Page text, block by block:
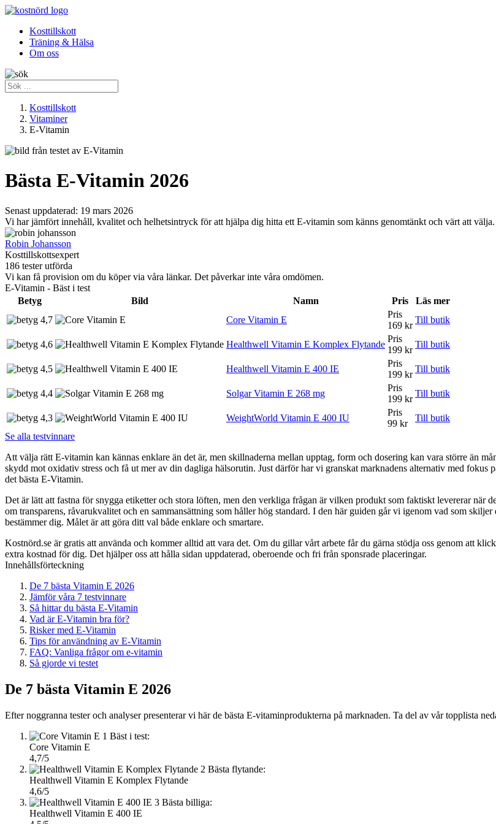
Kosttillskott
Träning & Hälsa
Om oss
Kosttillskott
Vitaminer
E-Vitamin
Bästa E-Vitamin 2026
Senast uppdaterad: 19 mars 2026
Vi har jämfört innehåll, kvalitet och helhetsintryck för att hjälpa dig hitta ett E-vitamin som känns genomtänkt och värt att välja.
Robin Johansson
Kosttillskottsexpert
186 tester utförda
Vi kan få provision om du köper via våra länkar. Det påverkar inte våra omdömen.
E-Vitamin - Bäst i test
Betyg
Bild Namn Pris
Läs mer
4,7
Core Vitamin E
Pris
169 kr
Till butik
4,6 Healthwell Vitamin E Komplex Flytande
Pris
199 kr
Till butik
4,5 Healthwell Vitamin E 400 IE
Pris
199 kr
Till butik
4,4 Solgar Vitamin E 268 mg
Pris
199 kr
Till butik
4,3 WeightWorld Vitamin E 400 IU
Pris
99 kr
Till butik
Se alla testvinnare
Att välja rätt E-vitamin kan kännas enklare än det är, men skillnaderna mellan upptag, form och dosering kan vara större än
skydd mot oxidativ stress och få ut mer av din dagliga hälsorutin. Just därför har vi granskat marknadens alternativ med fokus
det bästa E-Vitamin.
Det är lätt att fastna för snygga etiketter och stora löften, men den verkliga frågan är vilken produkt som faktiskt levererar när
om transparens, råvarukvalitet och en sammansättning som håller hög standard. I den här guiden går vi igenom vad som
bestämmer dig. Målet är att göra ditt val både enklare och smartare.
Kostnörd.se är gratis att använda och kommer alltid att vara det. Om du gillar vårt arbete får du gärna stödja oss genom att
extra kostnad för dig. Det hjälper oss att hålla sidan uppdaterad, oberoende och fri från sponsrade placeringar.
Innehållsförteckning
De 7 bästa Vitamin E 2026
Jämför våra 7 testvinnare
Så hittar du bästa E-Vitamin
Vad är E-Vitamin bra för?
Risker med E-Vitamin
Tips för användning av E-Vitamin
FAQ: Vanliga frågor om e-vitamin
Så gjorde vi testet
De 7 bästa Vitamin E 2026
Efter noggranna tester och analyser presenterar vi här de bästa E-vitaminprodukterna på marknaden. Ta del av vår topplista
1 Bäst i test:
Core Vitamin E
4,7/5
2 Bästa flytande:
Healthwell Vitamin E Komplex Flytande
4,6/5
3 Bästa billiga:
Healthwell Vitamin E 400 IE